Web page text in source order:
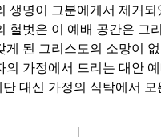
생명이 그분에게서 제거되
헐벗은 이 예배 공간은 그
게 된 그리스도의 소망이
의 가정에서 드리는 대안
대신 가정의 식탁에서 모